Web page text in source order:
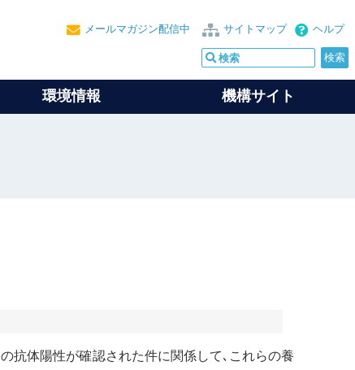
ヘルプ
サイトマップ
メールマガジン配信中
環境情報 機構サイト
の抗体陽性が確認された件に関係して､これらの養